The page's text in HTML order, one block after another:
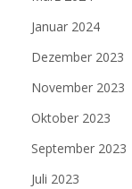
Januar 2024
Dezember 2023
November 2023
Oktober 2023
September 2023
Juli 2023